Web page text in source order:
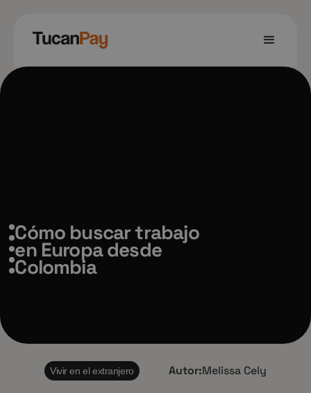
Cómo buscar trabajo
en Europa desde
Colombia
Vivir en el extranjero Autor:Melissa Cely